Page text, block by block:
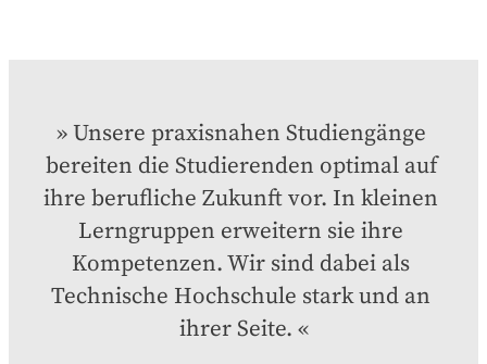
Unsere praxisnahen Studiengänge
bereiten die Studierenden optimal auf
ihre berufliche Zukunft vor. In kleinen
Lerngruppen erweitern sie ihre
Kompetenzen. Wir sind dabei als
Technische Hochschule stark und an
ihrer Seite.